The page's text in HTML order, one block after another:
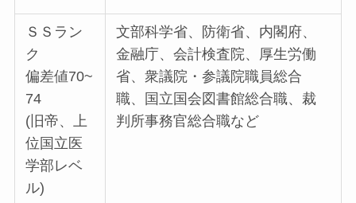
ＳＳラン
ク
偏差値70~
74
(旧帝、上
位国立医
学部レベ
ル)
文部科学省、防衛省、内閣府、
金融庁、会計検査院、厚生労働
省、衆議院・参議院職員総合
職、国立国会図書館総合職、裁
判所事務官総合職など